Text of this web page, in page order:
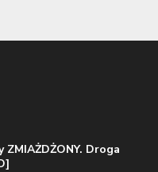
Droga